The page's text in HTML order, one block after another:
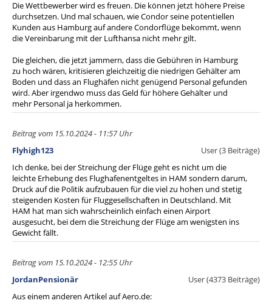
Die Wettbewerber wird es freuen. Die können jetzt höhere Preise
durchsetzen. Und mal schauen, wie Condor seine potentiellen
Kunden aus Hamburg auf andere Condorflüge bekommt, wenn
die Vereinbarung mit der Lufthansa nicht mehr gilt.
Die gleichen, die jetzt jammern, dass die Gebühren in Hamburg
zu hoch wären, kritisieren gleichzeitig die niedrigen Gehälter am
Boden und dass an Flughäfen nicht genügend Personal gefunden
wird. Aber irgendwo muss das Geld für höhere Gehälter und
mehr Personal ja herkommen.
Beitrag vom 15.10.2024 - 11:57 Uhr
Flyhigh123
User (3 Beiträge)
Ich denke, bei der Streichung der Flüge geht es nicht um die
leichte Erhebung des Flughafenentgeltes in HAM sondern darum,
Druck auf die Politik aufzubauen für die viel zu hohen und stetig
steigenden Kosten für Fluggesellschaften in Deutschland. Mit
HAM hat man sich wahrscheinlich einfach einen Airport
ausgesucht, bei dem die Streichung der Flüge am wenigsten ins
Gewicht fällt.
Beitrag vom 15.10.2024 - 12:55 Uhr
JordanPensionär
User (4373 Beiträge)
Aus einem anderen Artikel auf Aero.de: